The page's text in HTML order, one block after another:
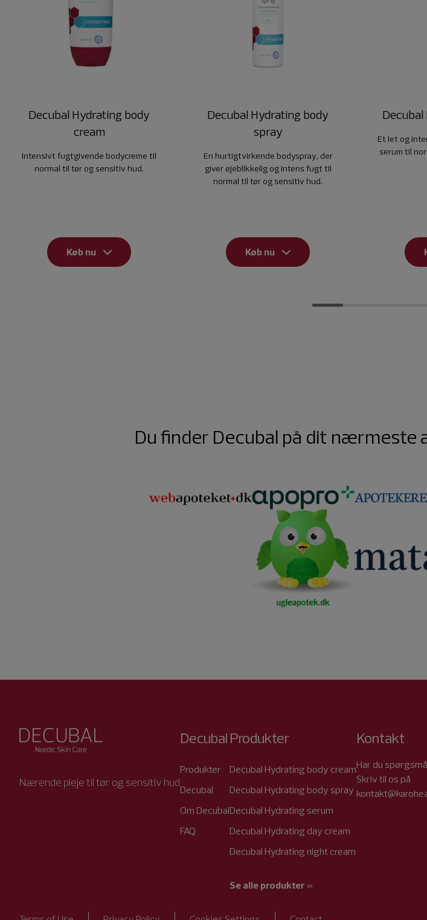
Decubal Hydrating body
cream
Intensivt fugtgivende bodycreme til
normal til tør og sensitiv hud.
Køb nu
Decubal Hydrating body
spray
En hurtigtvirkende bodyspray, der
giver øjeblikkelig og intens fugt til
normal til tør og sensitiv hud.
Køb nu
Et let og
serum til
Du finder Decubal på dit
Nærende pleje til tør og sensitiv hud
Decubal
Produkter
Decubal
Om Decubal
FAQ
Produkter
Decubal Hydrating body cream
Decubal Hydrating body spray
Decubal Hydrating serum
Decubal Hydrating day cream
Decubal Hydrating night cream
Se alle produkter »
Kontakt
Har du
Skriv til os på